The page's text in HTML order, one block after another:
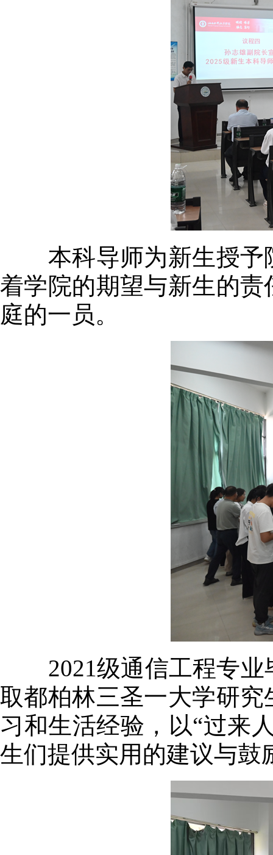
本科导师为新生授予
着学院的期望与新生的
庭的一员。
2021级通信工程专业
取都柏林三圣一大学研
习和生活经验，以“过来
生们提供实用的建议与鼓